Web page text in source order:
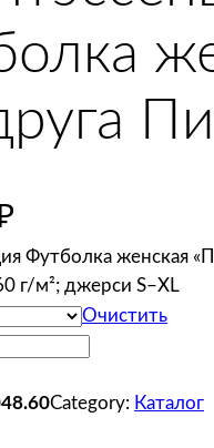
Футболка женская
г/м²; джерси S–XL
Очистить
Category: Каталог